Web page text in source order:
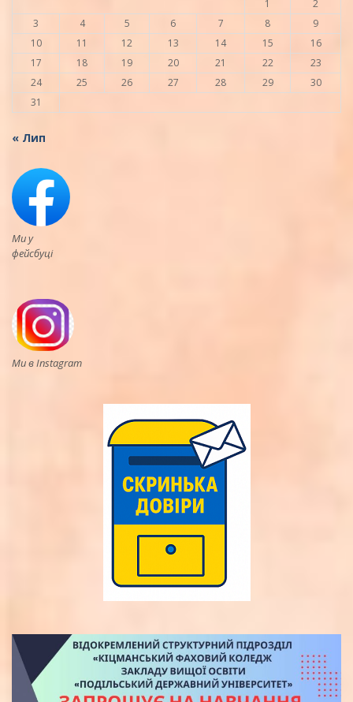
1
2
3
4 5 6 7 8
9
10
11 12 13 14 15
16
17
18 19 20 21 22
23
24
25 26 27 28 29
30
31
« Лип
Ми у
фейсбуці
Ми в Instagram